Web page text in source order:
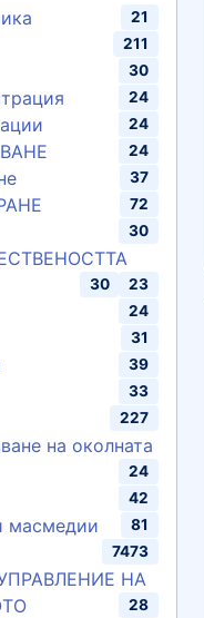
21
211
30
24
24
24
37
72
30
23
30
24
31
39
33
227
на околната
24
42
масмедии 81
7473
НА
28